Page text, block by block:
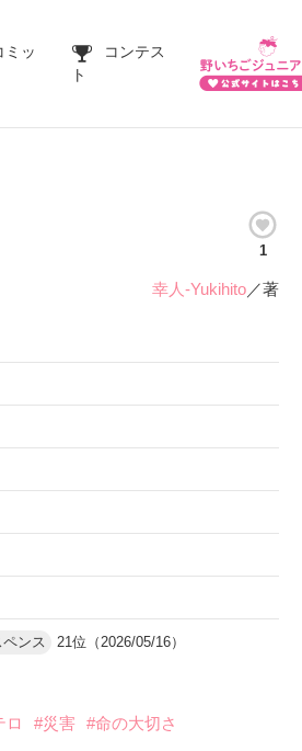
ミッ
コンテス
ト
1
幸人-Yukihito／著
ンス 21位（2026/05/16）
ロ #災害
#命の大切さ